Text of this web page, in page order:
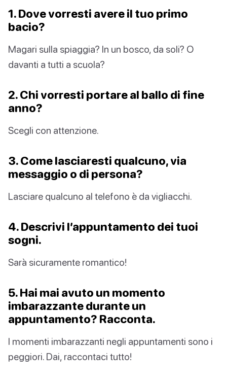
1. Dove vorresti avere il tuo primo
bacio?
Magari sulla spiaggia? In un bosco, da soli? O
davanti a tutti a scuola?
2. Chi vorresti portare al ballo di fine
anno?
Scegli con attenzione.
3. Come lasciaresti qualcuno, via
messaggio o di persona?
Lasciare qualcuno al telefono è da vigliacchi.
4. Descrivi l’appuntamento dei tuoi
sogni.
Sarà sicuramente romantico!
5. Hai mai avuto un momento
imbarazzante durante un
appuntamento? Racconta.
I momenti imbarazzanti negli appuntamenti sono i
peggiori. Dai, raccontaci tutto!